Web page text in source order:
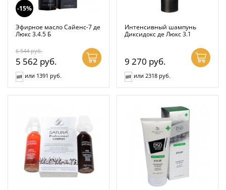
-15%
Эфирное масло Сайенс-7 де
Люкс 3.4.5 Б
6 544руб.
5 562 руб.
или 1391 руб.
Интенсивный шампунь
Диксидокс де Люкс 3.1
9 270 руб.
или 2318 руб.